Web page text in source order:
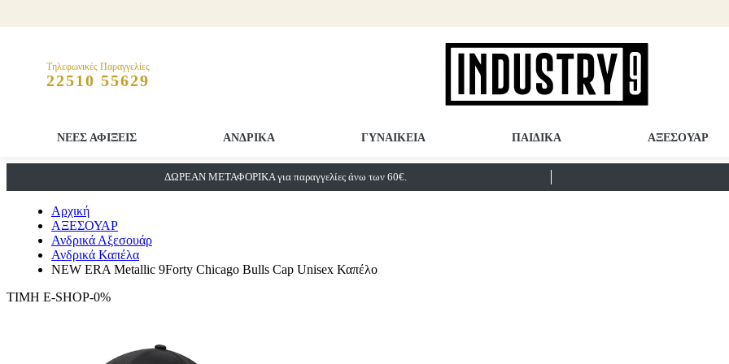
Τηλεφωνικές Παραγγελίες
22510 55629
ΝΕΕΣ ΑΦΙΞΕΙΣ ΑΝΔΡΙΚΑ ΓΥΝΑΙΚΕΙΑ ΠΑΙΔΙΚΑ ΑΞΕΣΟΥΑΡ
ΔΩΡΕΑΝ ΜΕΤΑΦΟΡΙΚΑ για παραγγελίες άνω των 60€.
Αρχική
ΑΞΕΣΟΥΑΡ
Ανδρικά Αξεσουάρ
Ανδρικά Καπέλα
NEW ERA Metallic 9Forty Chicago Bulls Cap Unisex Καπέλο
ΤΙΜΗ E-SHOP-0%